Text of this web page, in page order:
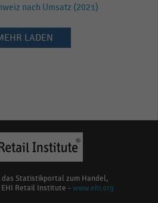
nach Umsatz (2021)
LADEN
das Statistikportal zum Handel,
Retail Institute - www.ehi.org